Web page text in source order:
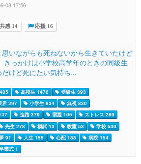
08 17:56
感 14 応援 16
いながらも死ねないから生きていたけど
きっかけは小学校高学年のときの同級生
けど死にたい気持ち...
高校生 1470
受験生 393
界 297 小学生 834
無視 830
進路 379 宿題 106
ストレス 289
先生 278 模試 13 教室 53
学校 530
91 人生 155 心配 188
病院 154
業式 1